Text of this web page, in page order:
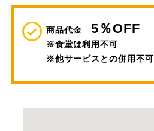
商品代金5％OFF
※食堂は利用不可
※他サービスとの併用不可